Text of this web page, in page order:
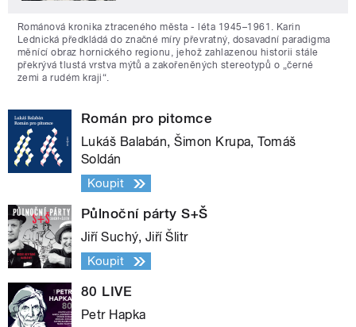
Románová kronika ztraceného města - léta 1945–1961. Karin
Lednická předkládá do značné míry převratný, dosavadní paradigma
měnící obraz hornického regionu, jehož zahlazenou historii stále
překrývá tlustá vrstva mýtů a zakořeněných stereotypů o „černé
zemi a rudém kraji“.
Román pro pitomce
Lukáš Balabán, Šimon Krupa, Tomáš
Soldán
Koupit
Půlnoční párty S+Š
Jiří Suchý, Jiří Šlitr
Koupit
80 LIVE
Petr Hapka